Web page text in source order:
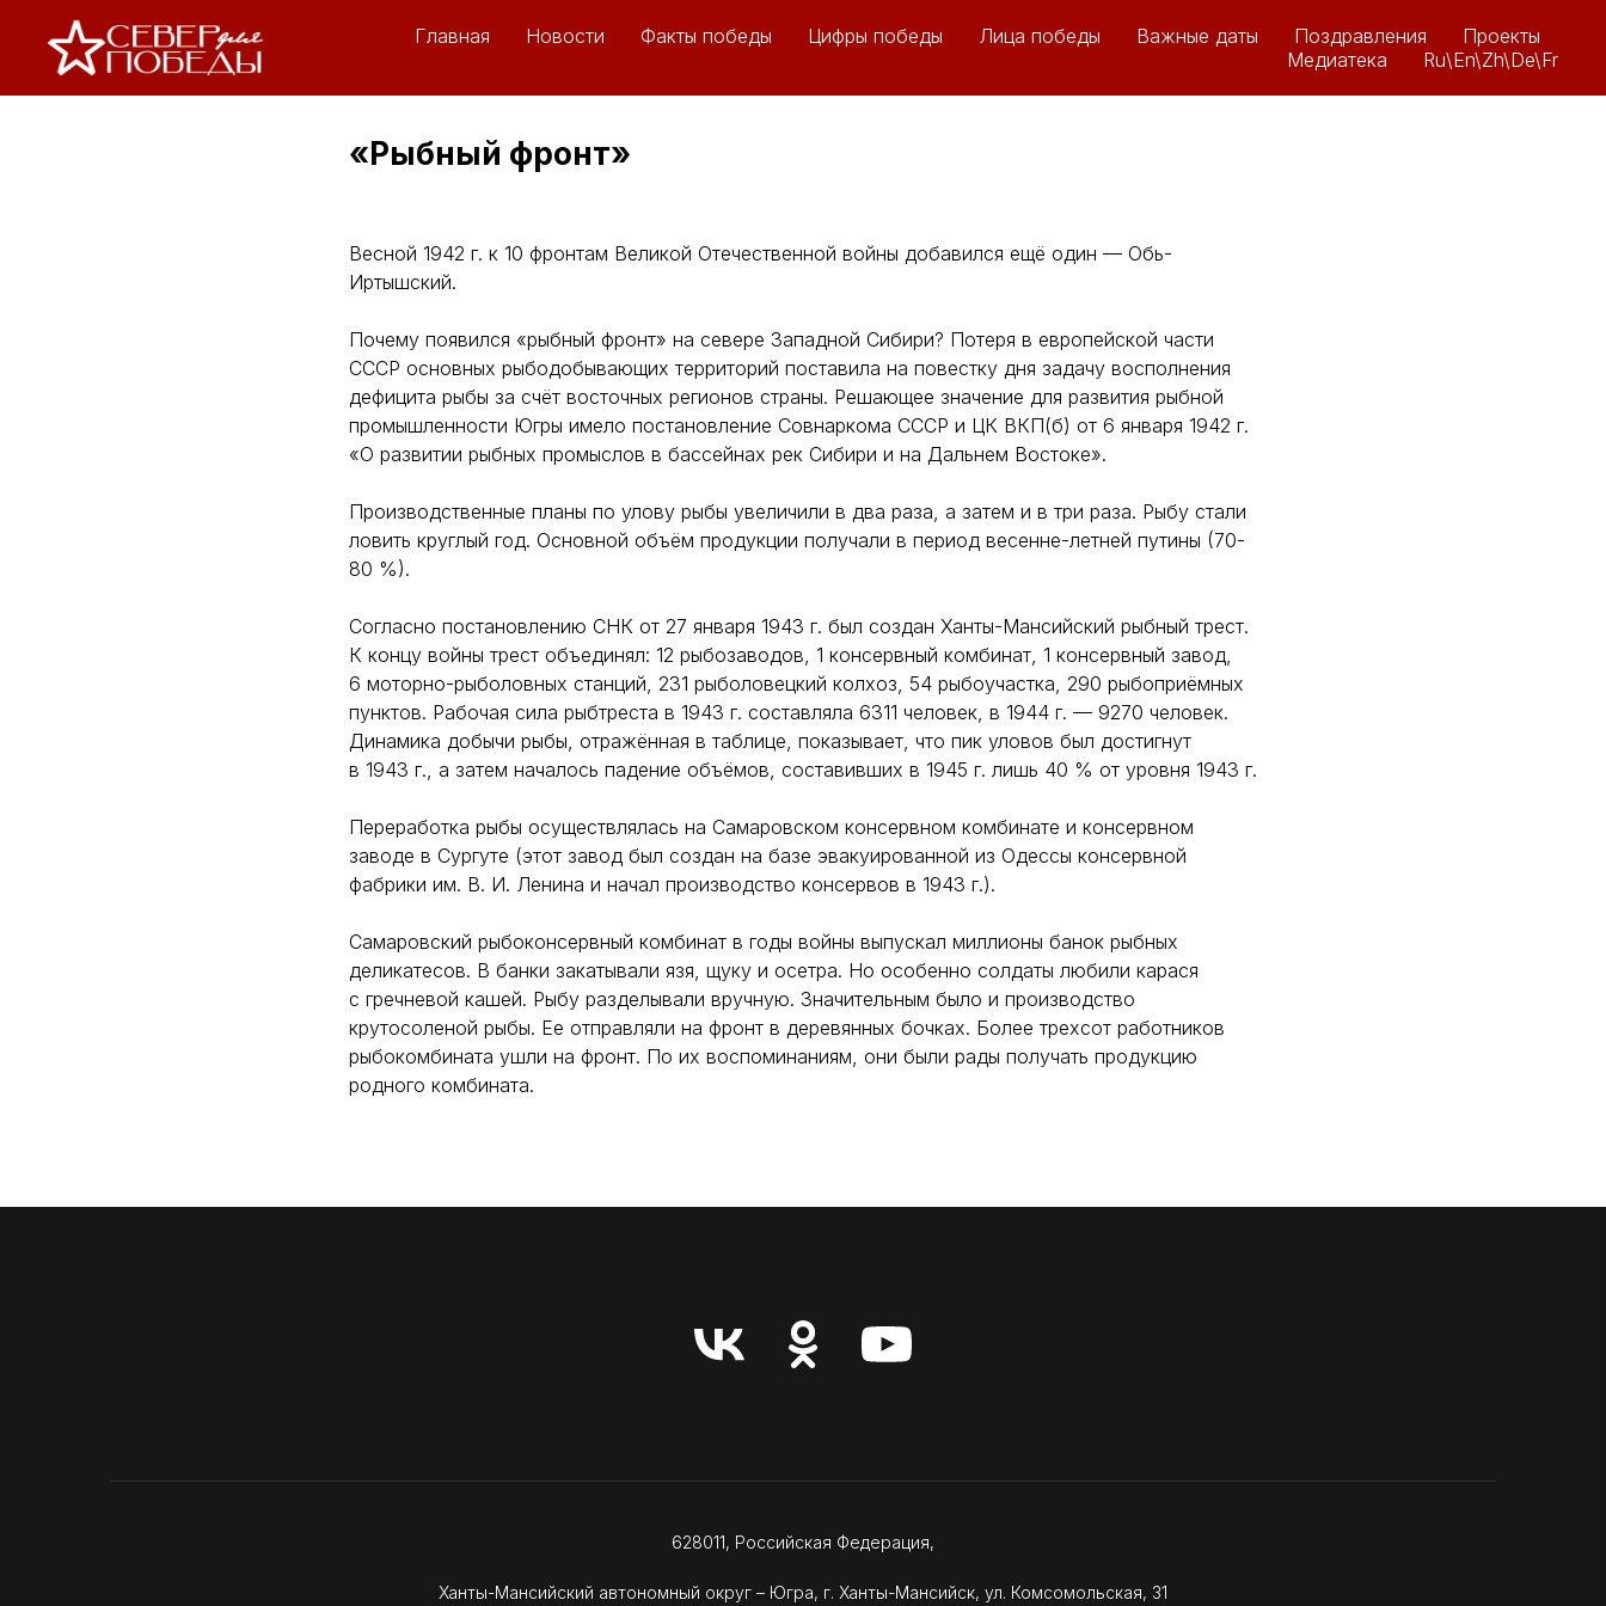
Главная Новости Факты победы Цифры победы Лица победы Важные даты Поздравления
Проекты
Медиатека
Ru\En\Zh\De\Fr
«Рыбный фронт»
Весной 1942 г. к 10 фронтам Великой Отечественной войны добавился ещё один — Обь-
Иртышский.
Почему появился «рыбный фронт» на севере Западной Сибири? Потеря в европейской части
СССР основных рыбодобывающих территорий поставила на повестку дня задачу восполнения
дефицита рыбы за счёт восточных регионов страны. Решающее значение для развития рыбной
промышленности Югры имело постановление Совнаркома СССР и ЦК ВКП(б) от 6 января 1942 г.
«О развитии рыбных промыслов в бассейнах рек Сибири и на Дальнем Востоке».
Производственные планы по улову рыбы увеличили в два раза, а затем и в три раза. Рыбу стали
ловить круглый год. Основной объём продукции получали в период весенне-летней путины (70-
80 %).
Согласно постановлению СНК от 27 января 1943 г. был создан Ханты-Мансийский рыбный трест.
К концу войны трест объединял: 12 рыбозаводов, 1 консервный комбинат, 1 консервный завод,
6 моторно-рыболовных станций, 231 рыболовецкий колхоз, 54 рыбоучастка, 290 рыбоприёмных
пунктов. Рабочая сила рыбтреста в 1943 г. составляла 6311 человек, в 1944 г. — 9270 человек.
Динамика добычи рыбы, отражённая в таблице, показывает, что пик уловов был достигнут
в 1943 г., а затем началось падение объёмов, составивших в 1945 г. лишь 40 % от уровня 1943 г.
Переработка рыбы осуществлялась на Самаровском консервном комбинате и консервном
заводе в Сургуте (этот завод был создан на базе эвакуированной из Одессы консервной
фабрики им. В. И. Ленина и начал производство консервов в 1943 г.).
Самаровский рыбоконсервный комбинат в годы войны выпускал миллионы банок рыбных
деликатесов. В банки закатывали язя, щуку и осетра. Но особенно солдаты любили карася
с гречневой кашей. Рыбу разделывали вручную. Значительным было и производство
крутосоленой рыбы. Ее отправляли на фронт в деревянных бочках. Более трехсот работников
рыбокомбината ушли на фронт. По их воспоминаниям, они были рады получать продукцию
родного комбината.
628011, Российская Федерация,
Ханты-Мансийский автономный округ – Югра, г. Ханты-Мансийск, ул. Комсомольская, 31